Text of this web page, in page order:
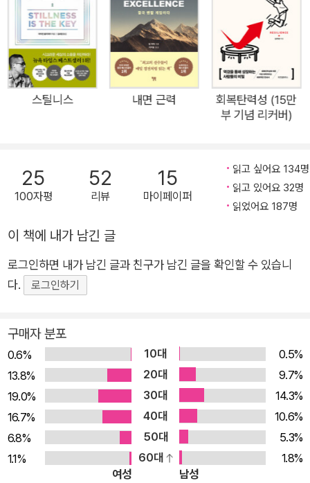
자 본인이 인생의 전환점마다 이런 책이 있었으면 좋았을 거라는
아쉬움에서 출발한 책이다. 열아홉 살에 대학교를 뛰쳐나와 일찌
감치 <아메리칸어패럴>의 마케팅 전략가, 베스트셀러 저자, 사
업가로서 승승장구하던 라이언 홀리데이는 모든 일에서 실패를
경험하고 방황했다. 그리고 이를 극복하는 과정에서 역사적으로
수많은 사람들이 자기의 ‘에고’를 어떻게 통제하느냐에 따라 인생
감을 받아 이 문제에 대한 해답을 찾아 이 책에 담았다. 실제로 이
책은 미국 현지에서 출간 후 베스트셀러에 오르며 지금까지 많은
스틸니스 내면 근력
회복탄력성 (15만
부 기념 리커버)
25
100자평
52
리뷰
15
마이페이퍼
읽고 싶어요 134명
읽고 있어요 32명
읽었어요 187명
이 책에 내가 남긴 글
로그인하면 내가 남긴 글과 친구가 남긴 글을 확인할 수 있습니
다.
로그인하기
구매자 분포
0.6% 10대
0.5%
13.8%
20대
9.7%
19.0%
30대
14.3%
16.7%
40대
10.6%
6.8%
50대
5.3%
1.1%
60대
1.8%
여성
남성